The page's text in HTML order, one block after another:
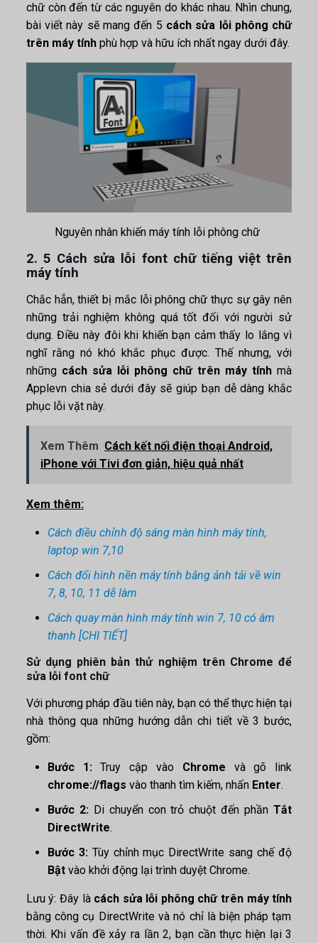
chữ còn đến từ các nguyên do khác nhau. Nhìn chung,
bài viết này sẽ mang đến 5 cách sửa lỗi phông chữ
trên máy tínhphù hợp và hữu ích nhất ngay dưới đây.
Nguyên nhân khiến máy tính lỗi phông chữ
2. 5 Cách sửa lỗi font chữ tiếng việt trên
máy tính
Chắc hẳn, thiết bị mắc lỗi phông chữ thực sự gây nên
những trải nghiệm không quá tốt đối với người sử
dụng. Điều này đôi khi khiến bạn cảm thấy lo lắng vì
nghĩ rằng nó khó khắc phục được. Thế nhưng, với
những cách sửa lỗi phông chữ trên máy tính mà
Applevn chia sẻ dưới đây sẽ giúp bạn dễ dàng khắc
phục lỗi vặt này.
Xem Thêm Cách kết nối điện thoại Android,
iPhone với Tivi đơn giản, hiệu quả nhất
Xem thêm:
Cách điều chỉnh độ sáng màn hình máy tính,
laptop win 7,10
Cách đổi hình nền máy tính bằng ảnh tải về win
7, 8, 10, 11 dễ làm
Cách quay màn hình máy tính win 7, 10 có âm
thanh [CHI TIẾT]
Sử dụng phiên bản thử nghiệm trên Chrome để
sửa lỗi font chữ
Với phương pháp đầu tiên này, bạn có thể thực hiện tại
nhà thông qua những hướng dẫn chi tiết về 3 bước,
gồm:
Bước 1: Truy cập vào Chrome và gõ link
chrome://flags vào thanh tìm kiếm, nhấn Enter.
Bước 2: Di chuyển con trỏ chuột đến phầnTắt
DirectWrite.
Bước 3: Tùy chỉnh mục DirectWrite sang chế độ
Bật vào khởi động lại trình duyệt Chrome.
Lưu ý: Đây làcách sửa lỗi phông chữ trên máy tính
bằng công cụ DirectWrite và nó chỉ là biện pháp tạm
thời. Khi vấn đề xảy ra lần 2, bạn cần thực hiện lại 3